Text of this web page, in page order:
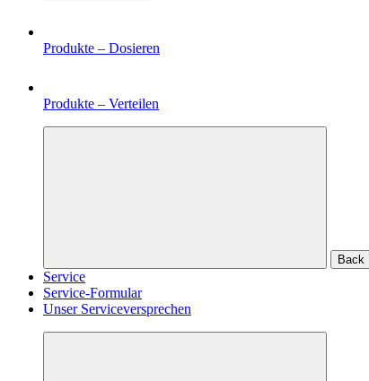
Produkte – Dosieren
Produkte – Verteilen
Back
Service
Service-Formular
Unser Serviceversprechen